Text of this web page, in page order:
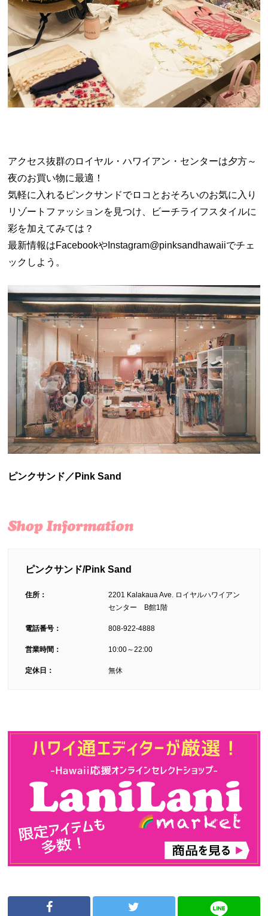
アクセス抜群のロイヤル・ハワイアン・センターは夕方～
夜のお買い物に最適！
気軽に入れるピンクサンドでロコとおそろいのお気に入り
リゾートファッションを見つけ、ビーチライフスタイルに
彩を加えてみては？
最新情報はFacebookやInstagram@pinksandhawaiiでチェ
ックしよう。
ピンクサンド／Pink Sand
ピンクサンド/Pink Sand
住所：
2201 Kalakaua Ave. ロイヤルハワイアン
センター B館1階
電話番号： 808-922-4888
営業時間： 10:00～22:00
定休日： 無休